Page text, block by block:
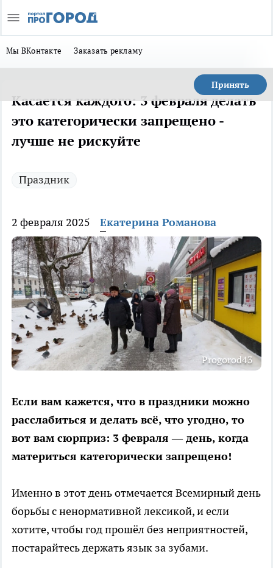
Мы ВКонтакте Заказать рекламу
Принять
Касается каждого: 3 февраля делать
это категорически запрещено -
лучше не рискуйте
Праздник
2 февраля 2025 Екатерина Романова
Progorod43
Если вам кажется, что в праздники можно
расслабиться и делать всё, что угодно, то
вот вам сюрприз: 3 февраля — день, когда
материться категорически запрещено!
Именно в этот день отмечается Всемирный день
борьбы с ненормативной лексикой, и если
хотите, чтобы год прошёл без неприятностей,
постарайтесь держать язык за зубами.